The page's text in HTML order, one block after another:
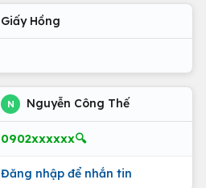
Giấy Hồng
N Nguyễn Công Thế
0902xxxxxx🔍
Đăng nhập để nhắn tin